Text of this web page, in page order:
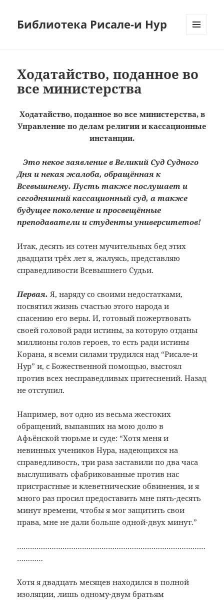
Библиотека Рисале-и Нур
Ходатайство, поданное во
все министерства
Ходатайство, поданное во все министерства, в
Управление по делам религии и кассационные
инстанции.
Это некое заявление в Великий Суд Судного
Дня и некая жалоба, обращённая к
Всевышнему. Пусть также послушает и
сегодняшний кассационный суд, а также
будущее поколение и просвещённые
преподаватели и студенты университетов!
Итак, десять из сотен мучительных бед этих
двадцати трёх лет я, жалуясь, представляю
справедливости Всевышнего Судьи.
Первая. Я, наряду со своими недостатками,
посвятил жизнь счастью этого народа и
спасению его веры. И, готовый пожертвовать
своей головой ради истины, за которую отданы
миллионы голов героев, то есть ради истины
Корана, я всеми силами трудился над “Рисале-и
Нур” и, с Божественной помощью, выстоял
против всех несправедливых притеснений. Назад
не отступил.
Например, вот одно из весьма жестоких
обращений, выпавших на мою долю в
Афьёнской тюрьме и суде: “Хотя меня и
невинных учеников Нура, надеющихся на
справедливость, три раза заставили по два часа
выслушивать сфабрикованные против нас
пристрастные и клеветнические обвинения, и я
много раз просил предоставить мне пять-десять
минут времени, чтобы я мог защитить свои
права, мне не дали больше одной-двух минут.”
……………………………………………………………………………
…………
Хотя я двадцать месяцев находился в полной
изоляции, лишь одному-двум братьям